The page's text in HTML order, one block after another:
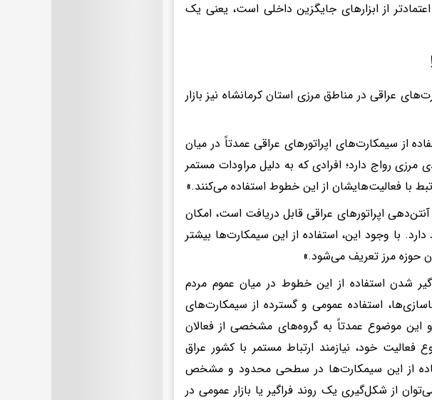
از ابزارهای جایگزین داخلی است، یعنی یک
عراقی در مناطق مرزی استان کرمانشاه نیز بازار
از سیمکارت‌های اپراتورهای عراقی عمدتاً در میان
مرزی رواج دارد؛ افرادی که به ‌دلیل مراودات مستمر
با فعالیت‌هایشان از این خطوط استفاده می‌کنند.»
اپراتورهای عراقی قابل دریافت است، امکان
با وجود این، استفاده از این سیمکارت‌ها بیشتر
حوزه مرز تعریف می‌شود.»
شدن استفاده از این خطوط در میان عموم مردم
استفاده عمومی و گسترده از سیمکارت‌های
موضوع عمدتاً به گروه‌های مشخصی از فعالان
خود، نیازمند ارتباط مستمر با کشور عراق
از این سیمکارت‌ها در سطحی محدود و مشخص
از شکل‌گیری یک روند فراگیر یا بازار عمومی در